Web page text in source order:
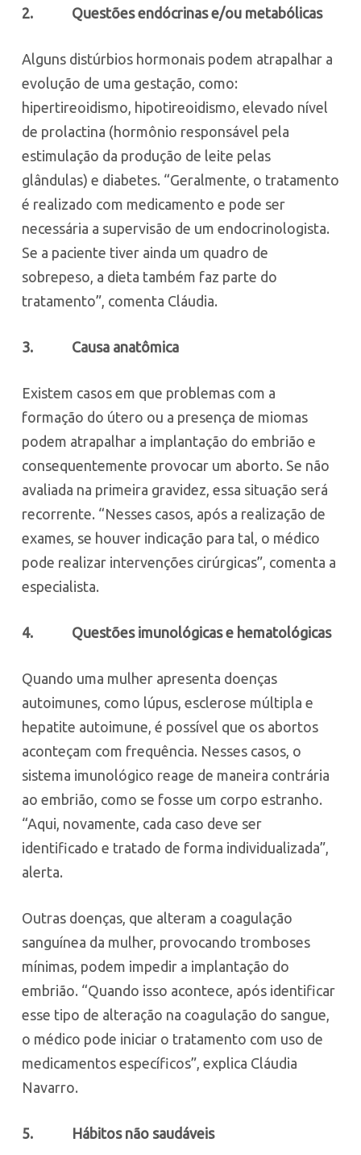
2. Questões endócrinas e/ou metabólicas
Alguns distúrbios hormonais podem atrapalhar a
evolução de uma gestação, como:
hipertireoidismo, hipotireoidismo, elevado nível
de prolactina (hormônio responsável pela
estimulação da produção de leite pelas
glândulas) e diabetes. “Geralmente, o tratamento
é realizado com medicamento e pode ser
necessária a supervisão de um endocrinologista.
Se a paciente tiver ainda um quadro de
sobrepeso, a dieta também faz parte do
tratamento”, comenta Cláudia.
3. Causa anatômica
Existem casos em que problemas com a
formação do útero ou a presença de miomas
podem atrapalhar a implantação do embrião e
consequentemente provocar um aborto. Se não
avaliada na primeira gravidez, essa situação será
recorrente. “Nesses casos, após a realização de
exames, se houver indicação para tal, o médico
pode realizar intervenções cirúrgicas”, comenta a
especialista.
4. Questões imunológicas e hematológicas
Quando uma mulher apresenta doenças
autoimunes, como lúpus, esclerose múltipla e
hepatite autoimune, é possível que os abortos
aconteçam com frequência. Nesses casos, o
sistema imunológico reage de maneira contrária
ao embrião, como se fosse um corpo estranho.
“Aqui, novamente, cada caso deve ser
identificado e tratado de forma individualizada”,
alerta.
Outras doenças, que alteram a coagulação
sanguínea da mulher, provocando tromboses
mínimas, podem impedir a implantação do
embrião. “Quando isso acontece, após identificar
esse tipo de alteração na coagulação do sangue,
o médico pode iniciar o tratamento com uso de
medicamentos específicos”, explica Cláudia
Navarro.
5. Hábitos não saudáveis